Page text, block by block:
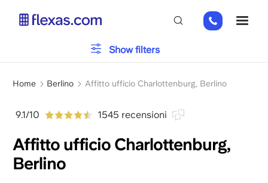
+49
151
Briciole
pane
Home Berlino Affitto ufficio Charlottenburg, Berlino
9.1/10 1545 recensioni
Affitto ufficio Charlottenburg,
Berlino
Parcheggio
Servizi
Show filters